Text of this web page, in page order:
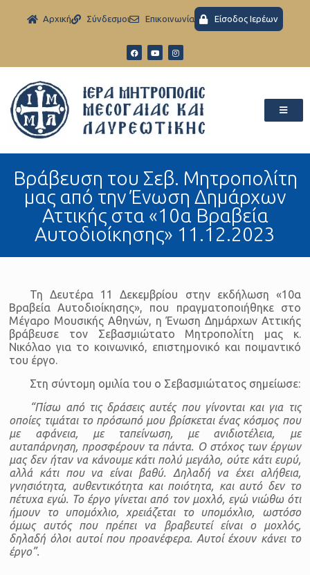
Aρχική Σύνδεσμοι Eπικοινωνία Είσοδος Ιερέων
Βράβευση του Σεβ. Μητροπολίτη
μας από την Ένωση Δημάρχων
Αττικής στα «10α Βραβεία
Αυτοδιοίκησης» 11.12.2023
Τη Δευτέρα 11 Δεκεμβρίου στην εκδήλωση «10α
Βραβεία Αυτοδιοίκησης», που πραγματοποιήθηκε στο
Μέγαρο Μουσικής Αθηνών, η Ένωση Δημάρχων Αττικής
βράβευσε τον Σεβασμιώτατο Μητροπολίτη μας κ.
Νικόλαο για το κοινωνικό, επιστημονικό και ποιμαντικό
του έργο.
Στη σύντομη ομιλία του ο Σεβασμιώτατος σημείωσε:
“Πίσω από τις δράσεις αυτές που γίνονται και για τις
οποίες τιμάται το πρόσωπό μου βρίσκεται ένας κόσμος που
με αφάνεια, με ταπείνωση, με ανιδιοτέλεια, με
αυταπάρνηση, προσφέρουν τα πάντα. Ο στόχος των έργων
μας δεν ήταν να κάνουμε κάτι πολύ μεγάλο, ούτε κάτι ευρύ,
αλλά κάτι που να είναι βαθύ. Δηλαδή να έχει αλήθεια,
γνησιότητα, αυθεντικότητα και ποιότητα, και αυτό δεν το
πέτυχα εγώ. Το έργο γίνεται από τον μοχλό, εγώ νιώθω ότι
ήμουν το υπομόχλιο, χρειάζεται το υπομόχλιο, ωστόσο
όμως αυτός που πρέπει να βραβευτεί είναι ο μοχλός,
δηλαδή όλοι αυτοί που προανέφερα. Αυτοί έχουν κάνει το
έργο”.